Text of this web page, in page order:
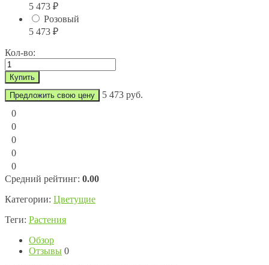
5 473 ₽
Розовый
5 473 ₽
Кол-во:
Предложить свою цену
5 473 руб.
0
0
0
0
0
Средний рейтинг: 0.00
Категории: Цветущие
Теги: Растения
Обзор
Отзывы 0